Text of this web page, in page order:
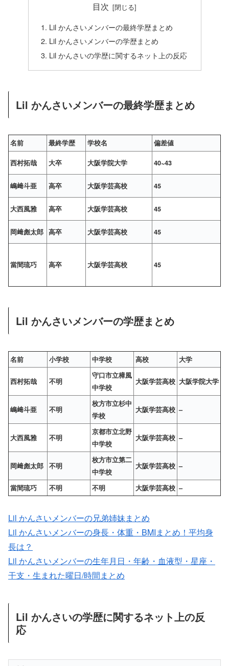
目次
Lil かんさいメンバーの最終学歴まとめ
Lil かんさいメンバーの学歴まとめ
Lil かんさいの学歴に関するネット上の反応
Lil かんさいメンバーの最終学歴まとめ
名前 最終学歴 学校名 偏差値
西村拓哉 大卒 大阪学院大学 40~43
嶋﨑斗亜 高卒 大阪学芸高校 45
大西風雅 高卒 大阪学芸高校 45
岡﨑彪太郎 高卒 大阪学芸高校 45
當間琉巧 高卒 大阪学芸高校 45
Lil かんさいメンバーの学歴まとめ
名前 小学校 中学校 高校 大学
西村拓哉 不明
守口市立樟風
中学校
大阪学芸高校 大阪学院大学
嶋﨑斗亜 不明
枚方市立杉中
学校
大阪学芸高校 –
大西風雅 不明
京都市立北野
中学校
大阪学芸高校 –
岡﨑彪太郎 不明
枚方市立第二
中学校
大阪学芸高校 –
當間琉巧 不明 不明 大阪学芸高校 –
Lil かんさいメンバーの兄弟姉妹まとめ
Lil かんさいメンバーの身長・体重・BMIまとめ！平均身
長は？
Lil かんさいメンバーの生年月日・年齢・血液型・星座・
干支・生まれた曜日/時間まとめ
Lil かんさいの学歴に関するネット上の反
応